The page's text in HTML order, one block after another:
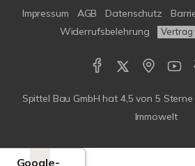
Impressum
AGB Datenschutz
Widerrufsbelehrung
Vertrag
Spittel Bau GmbH hat 4,5 von 5 Sterne
Immowelt
Google-